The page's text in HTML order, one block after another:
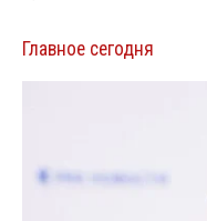
Главное сегодня